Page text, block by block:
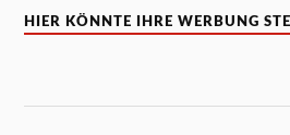
HIER KÖNNTE IHRE WERBUNG